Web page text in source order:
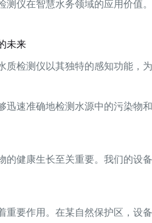
测仪在智慧水务领域的应用价值
未来
质检测仪以其独特的感知功能，
迅速准确地检测水源中的污染
的健康生长至关重要。我们的设
要作用。在某自然保护区，设